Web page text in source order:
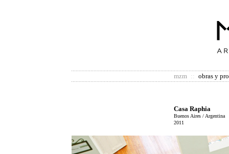
mzm :: obras y
Casa Raphia
Buenos Aires / Argentina
2011